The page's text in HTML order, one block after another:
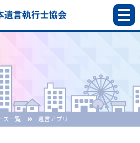
ス一覧 遺言アプリ